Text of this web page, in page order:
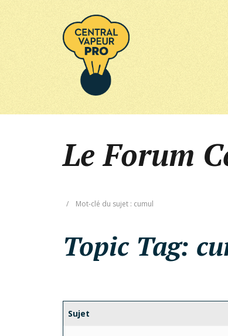
Le Forum
/ Mot-clé du sujet : cumul
Topic Tag:
Sujet